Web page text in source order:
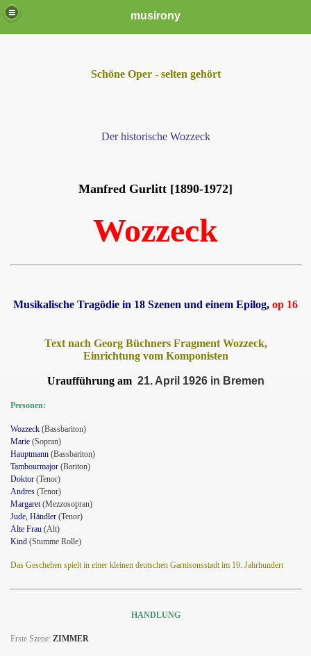
musirony
Schöne Oper - selten gehört
Der historische Wozzeck
Manfred Gurlitt [1890-1972]
Wozzeck
Musikalische Tragödie in 18 Szenen und einem Epilog, op 16
Text nach Georg Büchners Fragment Wozzeck,
Einrichtung vom Komponisten
Uraufführung am 21. April 1926 in Bremen
Personen:
Wozzeck (Bassbariton)
Marie (Sopran)
Hauptmann (Bassbariton)
Tambourmajor (Bariton)
Doktor (Tenor)
Andres (Tenor)
Margaret(Mezzosopran)
Jude, Händler (Tenor)
Alte Frau (Alt)
Kind (Stumme Rolle)
Das Geschehen spielt in einer kleinen deutschen Garnisonsstadt im 19. Jahrhundert
HANDLUNG
Erste Szene: ZIMMER